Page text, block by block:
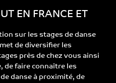
EN FRANCE ET
sur les stages de danse
de diversifier les
près de chez vous ainsi
de faire connaître les
danse à proximité, de